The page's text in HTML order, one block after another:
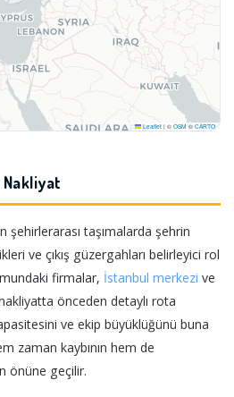
Leaflet | © OSM © CARTO
taşımalarda şehrin
ve çıkış güzergahları belirleyici rol
firmalar, İstanbul merkezi ve
önceden detaylı rota
ve ekip büyüklüğünü buna
zaman kaybının hem de
önüne geçilir.